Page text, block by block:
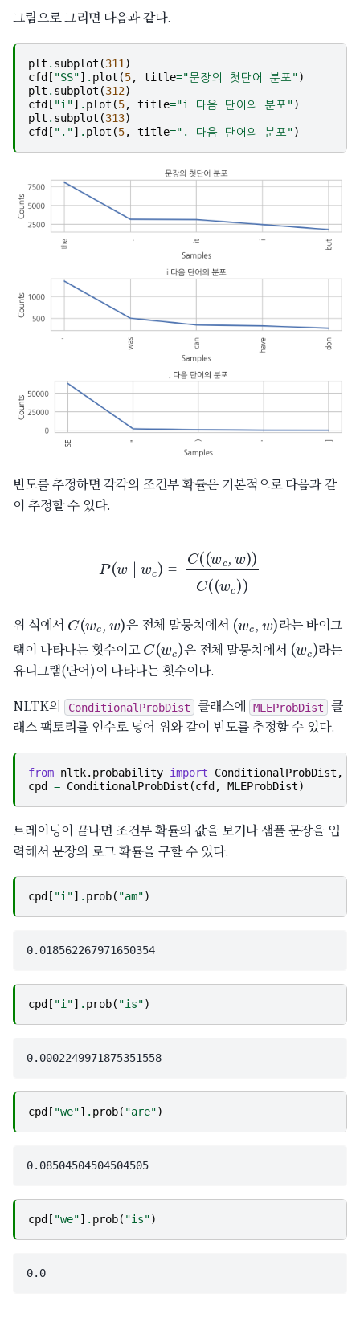
그림으로 그리면 다음과 같다.
plt . subplot (311 )
cfd [ "SS"] . plot (5, title="문장의 첫단어 분포")
plt . subplot (312)
cfd [ "i"] . plot (5, title="i 다음 단어의 분포")
plt . subplot (313)
cfd [ "."] . plot (5, title=". 다음 단어의 분포")
빈도를 추정하면 각각의 조건부 확률은 기본적으로 다음과 같
이 추정할 수 있다.
w w
위 식에서 은 전체 말뭉치에서
라는 바이그
램이 나타나는 횟수이고
C wc )
은 전체 말뭉치에서
(w c
라는
유니그램(단어)이 나타나는 횟수이다.
NLTK의
ConditionalProbDist 클래스에 MLEProbDist
클
래스 팩토리를 인수로 넣어 위와 같이 빈도를 추정할 수 있다.
from nltk.probability import ConditionalProbDist ,
cpd
= ConditionalProbDist (cfd , MLEProbDist)
트레이닝이 끝나면 조건부 확률의 값을 보거나 샘플 문장을 입
력해서 문장의 로그 확률을 구할 수 있다.
cpd [ "i"] . prob( "am")
cpd [ "i"] . prob( "is")
cpd [ "we"] . prob( "are")
cpd [ "we"] . prob( "is")